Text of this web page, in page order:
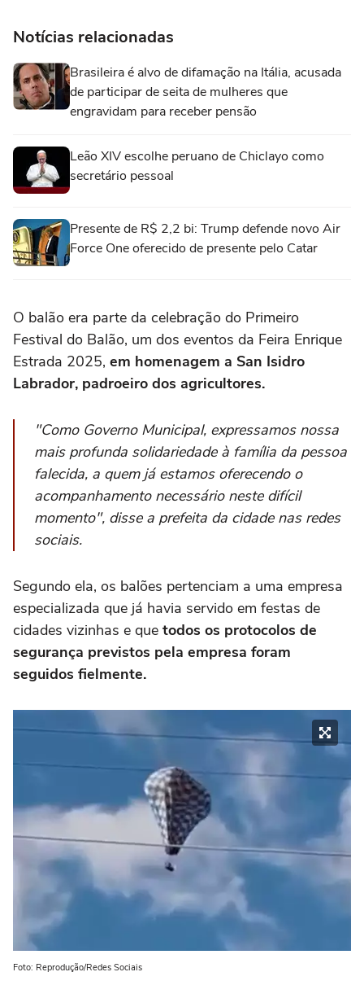
Notícias relacionadas
Brasileira é alvo de difamação na Itália, acusada
de participar de seita de mulheres que
engravidam para receber pensão
Leão XIV escolhe peruano de Chiclayo como
secretário pessoal
Presente de R$ 2,2 bi: Trump defende novo Air
Force One oferecido de presente pelo Catar
O balão era parte da celebração do Primeiro
Festival do Balão, um dos eventos da Feira Enrique
Estrada 2025, em homenagem a San Isidro
Labrador, padroeiro dos agricultores.
"Como Governo Municipal, expressamos nossa
mais profunda solidariedade à família da pessoa
falecida, a quem já estamos oferecendo o
acompanhamento necessário neste difícil
momento", disse a prefeita da cidade nas redes
sociais.
Segundo ela, os balões pertenciam a uma empresa
especializada que já havia servido em festas de
cidades vizinhas e que todos os protocolos de
segurança previstos pela empresa foram
seguidos fielmente.
Foto: Reprodução/Redes Sociais